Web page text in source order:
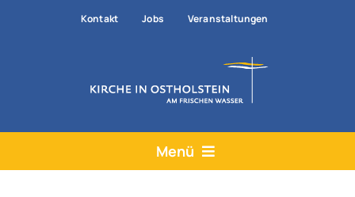
Kontakt Jobs Veranstaltungen
Menü